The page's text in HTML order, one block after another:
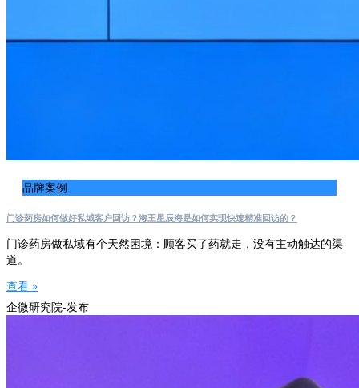
品牌案例
门诊药房如何做好私域客户回访？海王星辰海是如何实现快速精准回访的？
门诊药房做私域有个天然困境：顾客买了药就走，没有主动触达的渠
道。
查看 »
企微研究院-发布